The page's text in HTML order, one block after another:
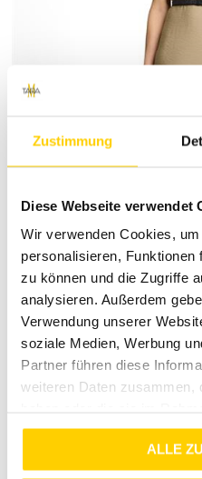
Zustimmung
Diese Webseite verwendet
Wir verwenden Cookies,
personalisieren, Funktionen
zu können und die Zugriffe
analysieren. Außerdem
Verwendung unserer
soziale Medien, Werbung
Partner führen diese
weiteren Daten zusammen,
gesammelt haben.
ALLE